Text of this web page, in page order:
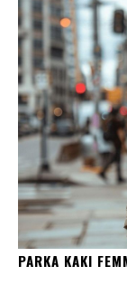
PARKA KAKI